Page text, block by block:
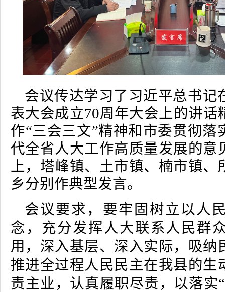
会议传达学习了习近平总书记
表大会成立70周年大会上的讲话
作“三会三文”精神和市委贯彻落
代全省人大工作高质量发展的意
上，塔峰镇、土市镇、楠市镇、
乡分别作典型发言。
会议要求，要牢固树立以人
念，充分发挥人大联系人民群
用，深入基层、深入实际，吸纳
推进全过程人民民主在我县的生
责主业，认真履职尽责，以落实